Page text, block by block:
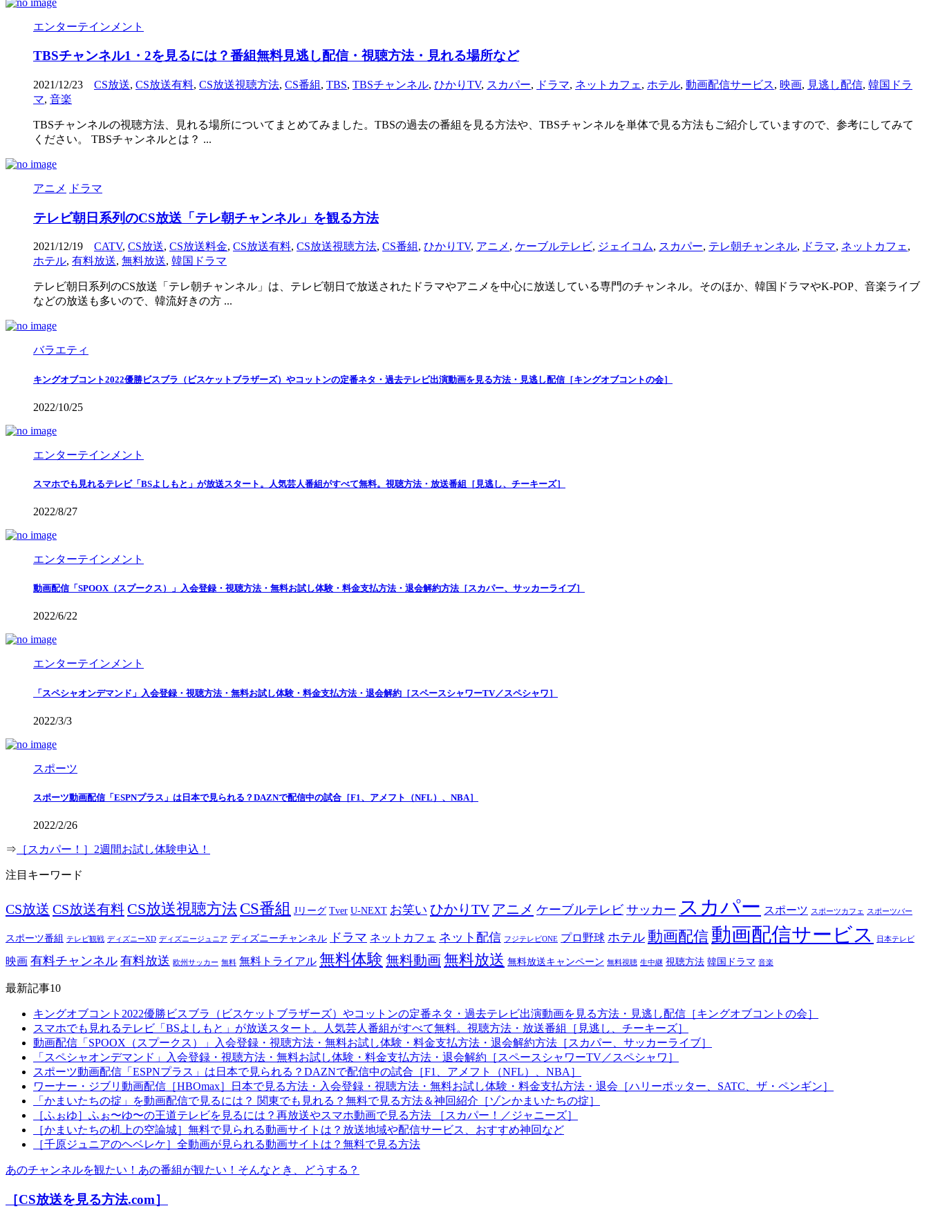
エンターテインメント
TBSチャンネル1・2を見るには？番組無料見逃し配信・視聴方法・見れる場所など
2021/12/23 CS放送, CS放送有料, CS放送視聴方法, CS番組, TBS, TBSチャンネル, ひかりTV, スカパー, ドラマ, ネットカフェ , ホテル, 動画配信サービス, 映画, 見逃し配信, 韓国ドラ
マ, 音楽
TBSチャンネルの視聴方法、見れる場所についてまとめてみました。TBSの過去の番組を見る方法や、TBSチャンネルを単体で見る方法もご紹介していますので、参考にしてみて
ください。 TBSチャンネルとは？ ...
アニメ ドラマ
テレビ朝日系列のCS放送「テレ朝チャンネル」を観る方法
2021/12/19 CATV, CS放送, CS放送料金, CS放送有料, CS放送視聴方法, CS番組, ひかりTV, アニメ , ケーブルテレビ, ジェイコム, スカパー, テレ朝チャンネル, ドラマ, ネットカフェ,
ホテル, 有料放送, 無料放送, 韓国ドラマ
テレビ朝日系列のCS放送「テレ朝チャンネル」は、テレビ朝日で放送されたドラマやアニメを中心に放送している専門のチャンネル。そのほか、韓国ドラマやK-POP、音楽ライブ
などの放送も多いので、韓流好きの方 ...
バラエティ
キングオブコント2022優勝ビスブラ（ビスケットブラザーズ）やコットンの定番ネタ・過去テレビ出演動画を見る方法・見逃し配信［キングオブコントの会］
2022/10/25
エンターテインメント
スマホでも見れるテレビ「BSよしもと」が放送スタート。人気芸人番組がすべて無料。視聴方法・放送番組［見逃し、チーキーズ］
2022/8/27
エンターテインメント
動画配信「SPOOX（スプークス）」入会登録・視聴方法・無料お試し体験・料金支払方法・退会解約方法［スカパー、サッカーライブ］
2022/6/22
エンターテインメント
「スペシャオンデマンド」入会登録・視聴方法・無料お試し体験・料金支払方法・退会解約［スペースシャワーTV／スペシャワ］
2022/3/3
スポーツ
スポーツ動画配信「ESPNプラス」は日本で見られる？DAZNで配信中の試合［F1、アメフト（NFL）、NBA］
2022/2/26
⇒ ［スカパー！］2週間お試し体験申込！
注目キーワード
CS放送 CS放送有料 CS放送視聴方法 CS番組 Jリーグ Tver U-NEXT お笑い ひかりTV アニメ ケーブルテレビ サッカー スカパー スポーツ スポーツカフェ スポーツバー
スポーツ番組 テレビ観戦 ディズニーXD ディズニージュニア ディズニーチャンネル ドラマ ネットカフェ ネット配信 フジテレビONE プロ野球 ホテル 動画配信 動画配信サービス 日本テレビ
映画 有料チャンネル 有料放送 欧州サッカー 無料 無料トライアル 無料体験 無料動画無料放送 無料放送キャンペーン 無料視聴 生中継 視聴方法 韓国ドラマ 音楽
最新記事10
キングオブコント2022優勝ビスブラ（ビスケットブラザーズ）やコットンの定番ネタ・過去テレビ出演動画を見る方法・見逃し配信［キングオブコントの会］
スマホでも見れるテレビ「BSよしもと」が放送スタート。人気芸人番組がすべて無料。視聴方法・放送番組［見逃し、チーキーズ］
動画配信「SPOOX（スプークス）」入会登録・視聴方法・無料お試し体験・料金支払方法・退会解約方法［スカパー、サッカーライブ］
「スペシャオンデマンド」入会登録・視聴方法・無料お試し体験・料金支払方法・退会解約［スペースシャワーTV／スペシャワ］
スポーツ動画配信「ESPNプラス」は日本で見られる？DAZNで配信中の試合［F1、アメフト（NFL）、NBA］
ワーナー・ジブリ動画配信［HBOmax］日本で見る方法・入会登録・視聴方法・無料お試し体験・料金支払方法・退会［ハリーポッター、SATC、ザ・ペンギン］
「かまいたちの掟」を動画配信で見るには？ 関東でも見れる？無料で見る方法＆神回紹介［ゾンかまいたちの掟］
［ふぉゆ］ふぉ〜ゆ〜の王道テレビを見るには？再放送やスマホ動画で見る方法 ［スカパー！／ジャニーズ］
［かまいたちの机上の空論城］無料で見られる動画サイトは？放送地域や配信サービス、おすすめ神回など
［千原ジュニアのヘベレケ］全動画が見られる動画サイトは？無料で見る方法
あのチャンネルを観たい！あの番組が観たい！そんなとき、どうする？
［CS放送を見る方法.com］